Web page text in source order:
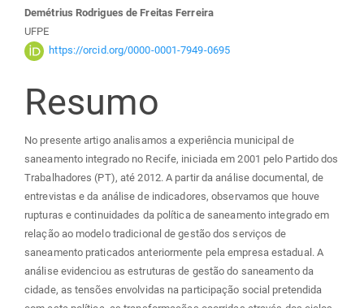
Conteúdo
do
artigo
principal
Demétrius Rodrigues de Freitas Ferreira
UFPE
https://orcid.org/0000-0001-7949-0695
Resumo
No presente artigo analisamos a experiência municipal de
saneamento integrado no Recife, iniciada em 2001 pelo Partido dos
Trabalhadores (PT), até 2012. A partir da análise documental, de
entrevistas e da análise de indicadores, observamos que houve
rupturas e continuidades da política de saneamento integrado em
relação ao modelo tradicional de gestão dos serviços de
saneamento praticados anteriormente pela empresa estadual. A
análise evidenciou as estruturas de gestão do saneamento da
cidade, as tensões envolvidas na participação social pretendida